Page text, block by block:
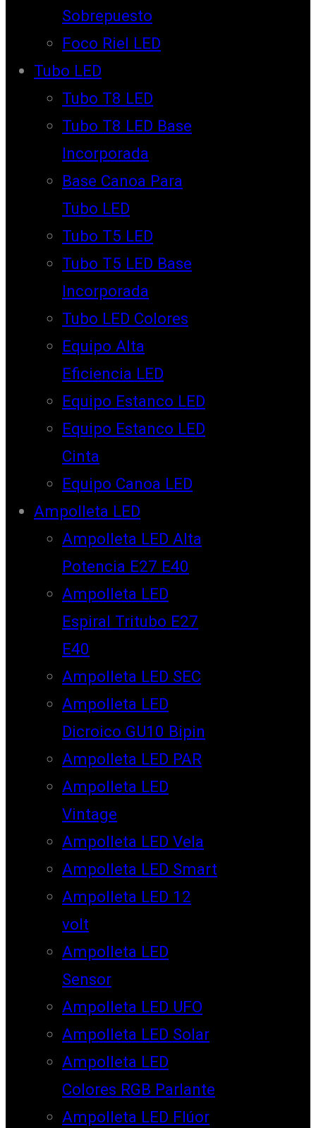
Sobrepuesto
Foco Riel LED
Tubo LED
Tubo T8 LED
Tubo T8 LED Base
Incorporada
Base Canoa Para
Tubo LED
Tubo T5 LED
Tubo T5 LED Base
Incorporada
Tubo LED Colores
Equipo Alta
Eficiencia LED
Equipo Estanco LED
Equipo Estanco LED
Cinta
Equipo Canoa LED
Ampolleta LED
Ampolleta LED Alta
Potencia E27 E40
Ampolleta LED
Espiral Tritubo E27
E40
Ampolleta LED SEC
Ampolleta LED
Dicroico GU10 Bipin
Ampolleta LED PAR
Ampolleta LED
Vintage
Ampolleta LED Vela
Ampolleta LED Smart
Ampolleta LED 12
volt
Ampolleta LED
Sensor
Ampolleta LED UFO
Ampolleta LED Solar
Ampolleta LED
Colores RGB Parlante
Ampolleta LED Flúor